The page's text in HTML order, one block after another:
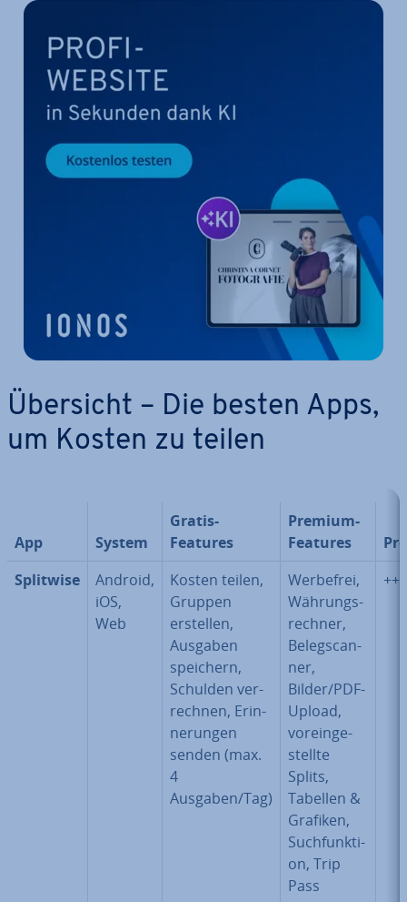
Übersicht – Die besten Apps,
um Kosten zu teilen
App System
Gratis-
Features
Premium-
Features
Splitwise
Android,
iOS,
Web
Kosten teilen,
Gruppen
erstellen,
Ausgaben
speichern,
Schulden ver­
rech­nen, Er­in­
ne­run­gen
senden (max.
4
Ausgaben/Tag)
Werbefrei,
Wäh­rungs­
rech­ner,
Be­leg­scan­
ner,
Bilder/PDF-
Upload,
vor­ein­ge­
stell­te
Splits,
Tabellen &
Grafiken,
Such­funk­ti­
on, Trip
Pass
++